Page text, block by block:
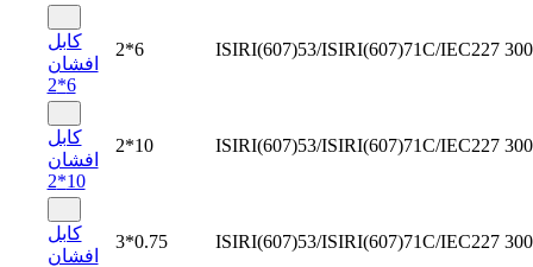
کابل
افشان
6*2
2*6 ISIRI(607)53/ISIRI(607)71C/IEC227
کابل
افشان
10*2
2*10 ISIRI(607)53/ISIRI(607)71C/IEC227
کابل
افشان
3*0.75 ISIRI(607)53/ISIRI(607)71C/IEC227